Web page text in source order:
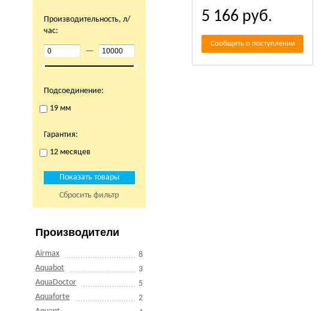
Производительность, л/
час:
—
Подсоединение:
19 мм
Гарантия:
12 месяцев
Сбросить фильтр
Производители
Airmax
8
Aquabot
3
AquaDoctor
5
Aquaforte
2
5 166 руб.
Сообщить о поступлении